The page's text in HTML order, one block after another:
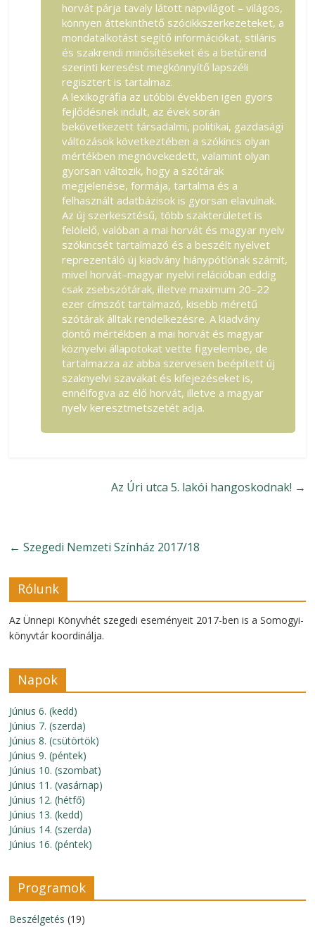
horvát párja tavaly látott napvilágot – világos,
könnyen áttekinthető szócikkszerkezeteket, a
mondatalkotást segítő információkat, stiláris
és szakrendi minősítéseket és a betűrend
szerinti keresést megkönnyítő lapszéli
regisztert is tartalmaz.
A lexikográfia az utóbbi években igen gyors
fejlődésnek indult, az évek során
bekövetkezett társadalmi, politikai, gazdasági
változások következtében a szókincs olyan
mértékben megnövekedett, valamint olyan
gyorsan változik, hogy a szótárak
megjelenése, formája, tartalma és a
felhasznált adatbázisok is gyorsan elavulnak.
Az új szerkesztésű, több szakterületet is
felölelő, valóban a mai horvát és magyar nyelv
szókincsét tartalmazó és a beszélt nyelvet
reprezentáló új kiadvány hiánypótlónak számít,
mivel horvát–magyar nyelvi relációban eddig
csak zsebszótárak, illetve maximum 20–22
ezer címszót tartalmazó, kisebb méretű
szótárak álltak rendelkezésre. A kiadvány
döntő mértékben a mai horvát és magyar
köznyelvi állapotokat vette figyelembe, de
tartalmazza az abba szervesen beépített új
szaknyelvi szavakat és kifejezéseket is,
ennélfogva az élő horvát, illetve a magyar
nyelv keresztmetszetét adja.
Az Úri utca 5. lakói hangoskodnak! →
← Szegedi Nemzeti Színház 2017/18
Rólunk
Az Ünnepi Könyvhét szegedi eseményeit 2017-ben is a Somogyi-
könyvtár koordinálja.
Napok
Június 6. (kedd)
Június 7. (szerda)
Június 8. (csütörtök)
Június 9. (péntek)
Június 10. (szombat)
Június 11. (vasárnap)
Június 12. (hétfő)
Június 13. (kedd)
Június 14. (szerda)
Június 16. (péntek)
Programok
Beszélgetés (19)